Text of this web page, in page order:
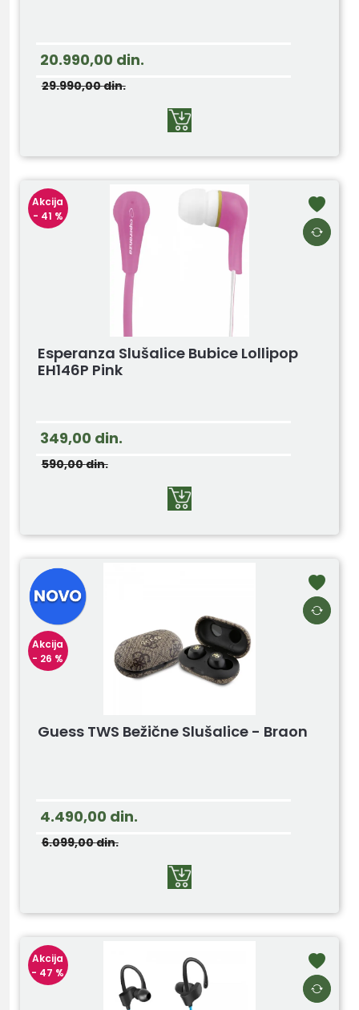
20.990,00 din.
29.990,00din.
Akcija
- 41 %
Esperanza Slušalice Bubice Lollipop
EH146P Pink
349,00 din.
590,00din.
Akcija
- 26 %
Guess TWS Bežične Slušalice - Braon
4.490,00 din.
6.099,00din.
Akcija
- 47 %